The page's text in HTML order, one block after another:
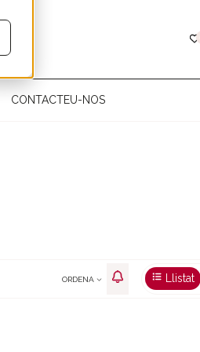
CONTACTEU-NOS
Llistat
ORDENA